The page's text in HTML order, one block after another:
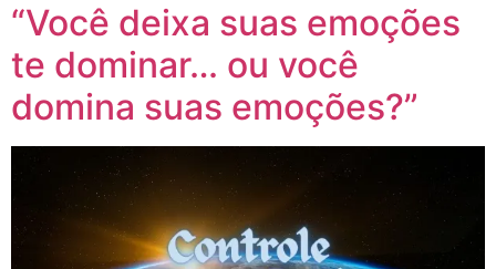
“Você deixa suas emoções
te dominar… ou você
domina suas emoções?”